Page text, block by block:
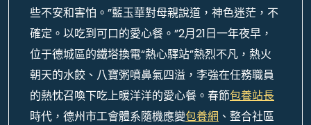
些不安和害怕。”藍玉華對母親說道，神色迷茫，不
確定。以吃到可口的愛心餐。”2月21日一年夜早，
位于德城區的鐵塔換電“熱心驛站”熱烈不凡，熱火
朝天的水餃、八寶粥噴鼻氣四溢，李強在任務職員
的熱忱召喚下吃上暖洋洋的愛心餐。春節包養站長
時代，德州市工會體系隨機應變包養網 、整合社區